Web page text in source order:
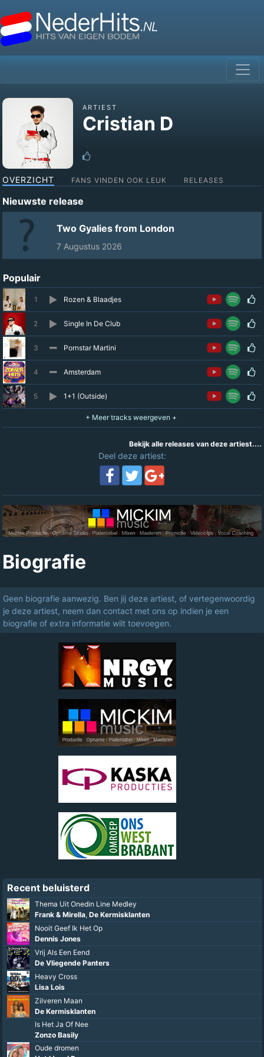
ARTIEST
Cristian D
OVERZICHT FANS VINDEN OOK LEUK RELEASES
Nieuwste release
Two Gyalies from London
7 Augustus 2026
Populair
1 Rozen & Blaadjes
2 Single In De Club
3 Pornstar Martini
4 Amsterdam
5 1+1 (Outside)
Bekijk alle releases van deze artiest....
Deel deze artiest:
Biografie
Geen biografie aanwezig. Ben jij deze artiest, of vertegenwoordig
je deze artiest, neem dan contact met ons op indien je een
biografie of extra informatie wilt toevoegen.
Recent beluisterd
Thema Uit Onedin Line Medley
Frank & Mirella, De Kermisklanten
Nooit Geef Ik Het Op
Dennis Jones
Vrij Als Een Eend
De Vliegende Panters
Heavy Cross
Lisa Lois
Zilveren Maan
De Kermisklanten
Is Het Ja Of Nee
Zonzo Basily
Oude dromen